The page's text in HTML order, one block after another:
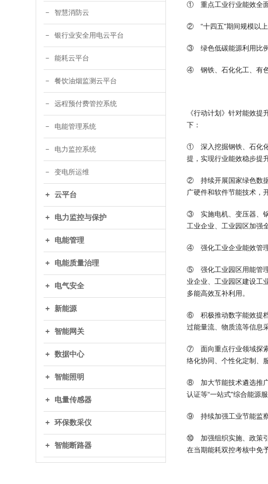
智慧消防云
银行业安全用电云平台
能耗云平台
餐饮油烟监测云平台
远程预付费管控系统
电能管理系统
电力监控系统
变电所运维
云平台
电力监控与保护
电能管理
电能质量治理
电气安全
新能源
智能网关
数据中心
智能照明
电量传感器
环保数采仪
智能断路器
① 重点工业行业能效全面
② “十四五"期间规模以上
③ 绿色低碳能源利用比例
④ 钢铁、石化化工、有色
《行动计划》针对能效
下：
① 深入挖掘钢铁、石化化
提，实现行业能效稳步提升
② 持续开展国家绿色数据
广硬件和软件节能技术，
③ 实施电机、变压器、锅
工业企业、工业园区加强
④ 强化工业企业能效管理
⑤ 强化工业园区用能管理
业企业、工业园区建设工
多能高效互补利用。
⑥ 积极推动数字能效提档
过能量流、物质流等信息
⑦ 面向重点行业领域探索
络化协同、个性化定制、
⑧ 加大节能技术遴选推广
认证等“一站式"综合能源
⑨ 持续加强工业节能监察
⑩ 加强组织实施、政策引
在当期能耗双控考核中免